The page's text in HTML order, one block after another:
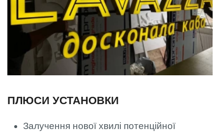
ПЛЮСИ УСТАНОВКИ
Залучення нової хвилі потенційної